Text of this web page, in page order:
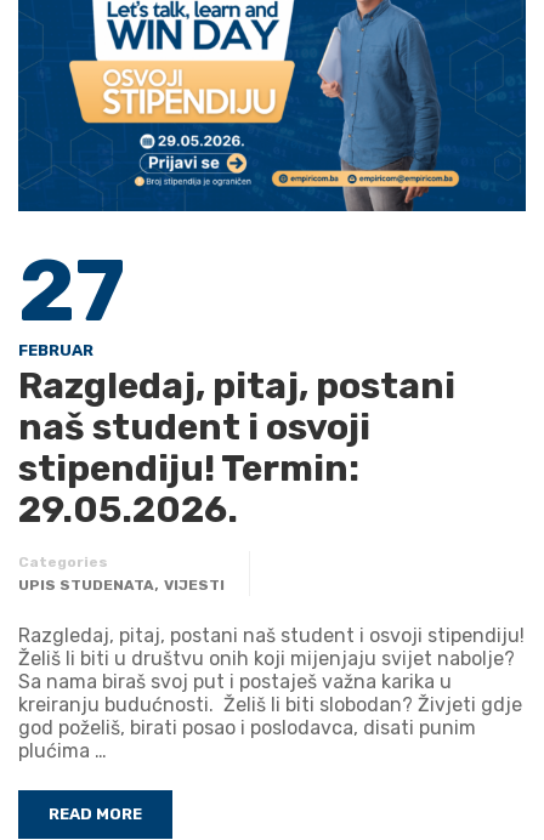
27
FEBRUAR
Razgledaj, pitaj, postani
naš student i osvoji
stipendiju! Termin:
29.05.2026.
Categories
UPIS STUDENATA, VIJESTI
Razgledaj, pitaj, postani naš student i osvoji stipendiju!
Želiš li biti u društvu onih koji mijenjaju svijet nabolje?
Sa nama biraš svoj put i postaješ važna karika u
kreiranju budućnosti. Želiš li biti slobodan? Živjeti gdje
god poželiš, birati posao i poslodavca, disati punim
plućima …
READ MORE